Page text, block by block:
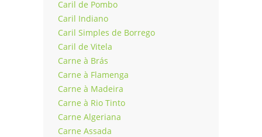
Caril de Pombo
Caril Indiano
Caril Simples de Borrego
Caril de Vitela
Carne à Brás
Carne à Flamenga
Carne à Madeira
Carne à Rio Tinto
Carne Algeriana
Carne Assada